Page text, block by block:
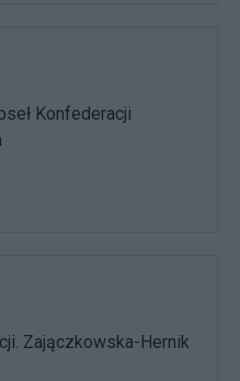
Konfederacji
Zajączkowska-Hernik